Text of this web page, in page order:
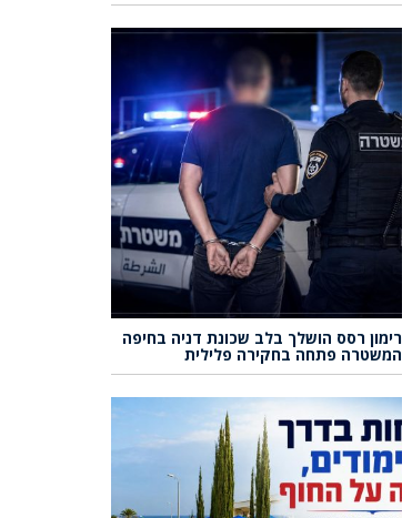
רימון רסס הושלך בלב שכונת דניה בחיפה
המשטרה פתחה בחקירה פלילית